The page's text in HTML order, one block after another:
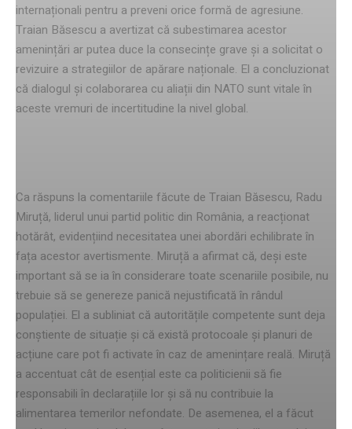
internaționali pentru a preveni orice formă de agresiune.
Traian Băsescu a avertizat că subestimarea acestor
amenințări ar putea duce la consecințe grave și a solicitat o
revizuire a strategiilor de apărare naționale. El a concluzionat
că dialogul și colaborarea cu aliații din NATO sunt vitale în
aceste vremuri de incertitudine la nivel global.
Ca răspuns la comentariile făcute de Traian Băsescu, Radu
Miruță, liderul unui partid politic din România, a reacționat
hotărât, evidențiind necesitatea unei abordări echilibrate în
fața acestor avertismente. Miruță a afirmat că, deși este
important să se ia în considerare toate scenariile posibile, nu
trebuie să se genereze panică nejustificată în rândul
populației. El a subliniat că autoritățile competente sunt deja
conștiente de situație și că există protocoale și planuri de
acțiune care pot fi activate în caz de amenințare reală. Miruță
a accentuat cât de esențial este ca politicienii să fie
responsabili în declarațiile lor și să nu contribuie la
alimentarea temerilor nefondate. De asemenea, el a făcut